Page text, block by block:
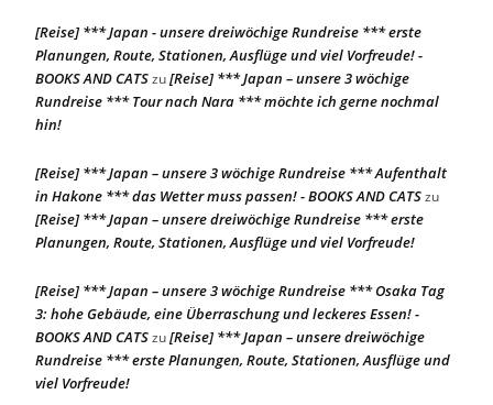
[Reise] *** Japan - unsere dreiwöchige Rundreise *** erste
Planungen, Route, Stationen, Ausflüge und viel Vorfreude! -
BOOKS AND CATSzu[Reise] *** Japan – unsere 3 wöchige
Rundreise *** Tour nach Nara *** möchte ich gerne nochmal
hin!
[Reise] *** Japan – unsere 3 wöchige Rundreise *** Aufenthalt
in Hakone *** das Wetter muss passen! - BOOKS AND CATSzu
[Reise] *** Japan – unsere dreiwöchige Rundreise *** erste
Planungen, Route, Stationen, Ausflüge und viel Vorfreude!
[Reise] *** Japan – unsere 3 wöchige Rundreise *** Osaka Tag
3: hohe Gebäude, eine Überraschung und leckeres Essen! -
BOOKS AND CATSzu[Reise] *** Japan – unsere dreiwöchige
Rundreise *** erste Planungen, Route, Stationen, Ausflüge und
viel Vorfreude!